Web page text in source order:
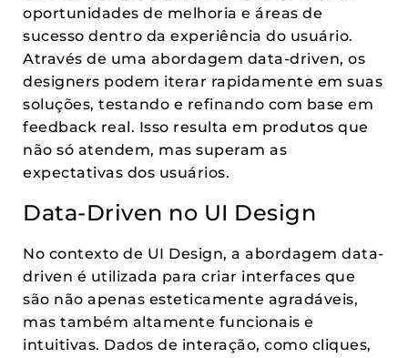
oportunidades de melhoria e áreas de
sucesso dentro da experiência do usuário.
Através de uma abordagem data-driven, os
designers podem iterar rapidamente em suas
soluções, testando e refinando com base em
feedback real. Isso resulta em produtos que
não só atendem, mas superam as
expectativas dos usuários.
Data-Driven no UI Design
No contexto de UI Design, a abordagem data-
driven é utilizada para criar interfaces que
são não apenas esteticamente agradáveis,
mas também altamente funcionais e
intuitivas. Dados de interação, como cliques,